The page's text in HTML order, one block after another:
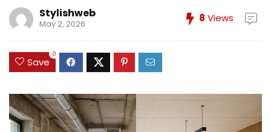
Stylishweb
May 2, 2026 8 Views
Save
0